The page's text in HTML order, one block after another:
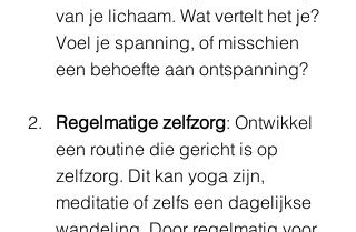
van je lichaam. Wat vertelt het je?
Voel je spanning, of misschien
een behoefte aan ontspanning?
Regelmatige zelfzorg: Ontwikkel
een routine die gericht is op
zelfzorg. Dit kan yoga zijn,
meditatie of zelfs een dagelijkse